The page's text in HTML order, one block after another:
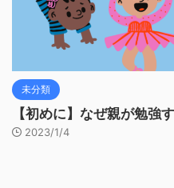
未分類
【初めに】なぜ親が勉強
2023/1/4